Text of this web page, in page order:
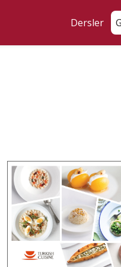
Dersler